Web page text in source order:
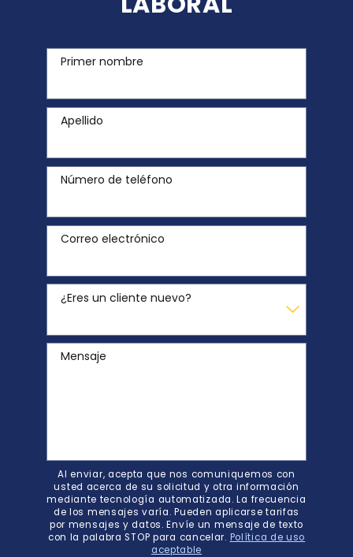
Primer nombre
Apellido
Número de teléfono
Correo electrónico
¿Eres un cliente nuevo?
Mensaje
Al enviar, acepta que nos comuniquemos con
usted acerca de su solicitud y otra información
mediante tecnología automatizada. La frecuencia
de los mensajes varía. Pueden aplicarse tarifas
por mensajes y datos. Envíe un mensaje de texto
con la palabra STOP para cancelar. Política de uso
aceptable